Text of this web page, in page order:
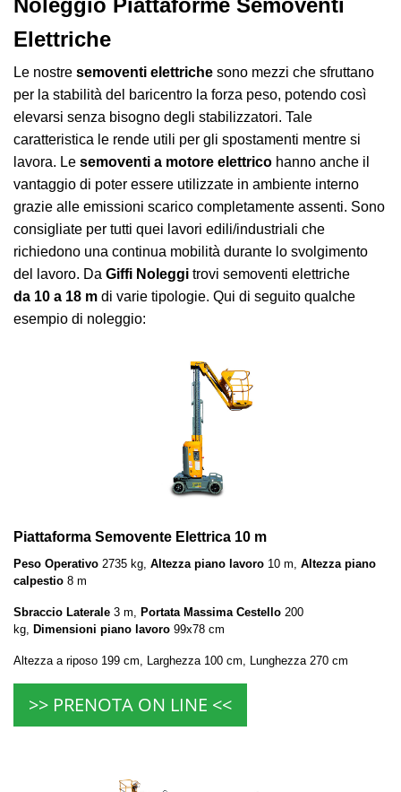
Elettriche
Le nostre semoventi elettriche sono mezzi che sfruttano
per la stabilità del baricentro la forza peso, potendo così
elevarsi senza bisogno degli stabilizzatori. Tale
caratteristica le rende utili per gli spostamenti mentre si
lavora. Le semoventi a motore elettrico hanno anche il
vantaggio di poter essere utilizzate in ambiente interno
grazie alle emissioni scarico completamente assenti. Sono
consigliate per tutti quei lavori edili/industriali che
richiedono una continua mobilità durante lo svolgimento
del lavoro. Da Giffi Noleggi trovi semoventi elettriche
da 10 a 18 m di varie tipologie. Qui di seguito qualche
esempio di noleggio:
Piattaforma Semovente Elettrica 10 m
Peso Operativo 2735 kg, Altezza piano lavoro 10 m, Altezza piano
calpestio 8 m
Sbraccio Laterale 3 m, Portata Massima Cestello 200
kg, Dimensioni piano lavoro 99x78 cm
Altezza a riposo 199 cm, Larghezza 100 cm, Lunghezza 270 cm
>> PRENOTA ON LINE <<